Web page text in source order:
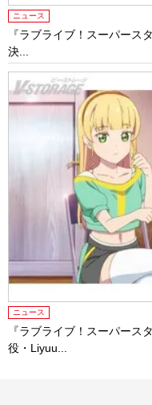
ニュース
『ラブライブ！スーパース
決...
ニュース
『ラブライブ！スーパース
役・Liyuu...